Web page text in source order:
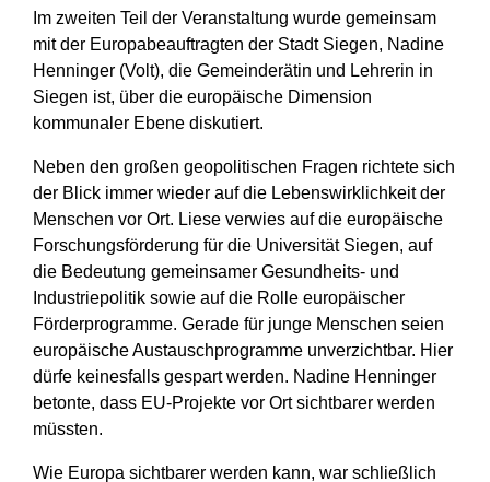
Im zweiten Teil der Veranstaltung wurde gemeinsam
mit der Europabeauftragten der Stadt Siegen, Nadine
Henninger (Volt), die Gemeinderätin und Lehrerin in
Siegen ist, über die europäische Dimension
kommunaler Ebene diskutiert.
Neben den großen geopolitischen Fragen richtete sich
der Blick immer wieder auf die Lebenswirklichkeit der
Menschen vor Ort. Liese verwies auf die europäische
Forschungsförderung für die Universität Siegen, auf
die Bedeutung gemeinsamer Gesundheits- und
Industriepolitik sowie auf die Rolle europäischer
Förderprogramme. Gerade für junge Menschen seien
europäische Austauschprogramme unverzichtbar. Hier
dürfe keinesfalls gespart werden. Nadine Henninger
betonte, dass EU-Projekte vor Ort sichtbarer werden
müssten.
Wie Europa sichtbarer werden kann, war schließlich